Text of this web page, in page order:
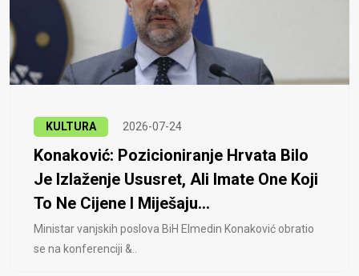
KULTURA 2026-07-24
Konaković: Pozicioniranje Hrvata Bilo
Je Izlaženje Ususret, Ali Imate One Koji
To Ne Cijene I Miješaju...
Ministar vanjskih poslova BiH Elmedin Konaković obratio
se na konferenciji &..